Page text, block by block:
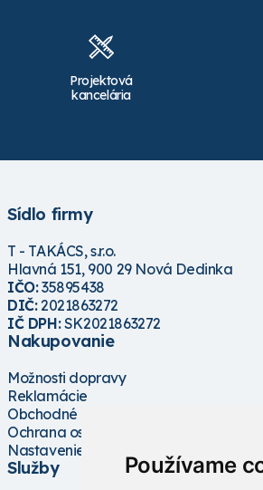
Používame
Projektová
kancelária
Sídlo firmy
T - TAKÁCS, s.r.o.
Hlavná 151, 900 29 Nová Dedinka
IČO:35895438
DIČ:2021863272
IČ DPH:SK2021863272
Nakupovanie
Možnosti dopravy
Reklamácie
Obchodné podmienky
Ochrana osobných údajov
Nastavenie cookies
Služby